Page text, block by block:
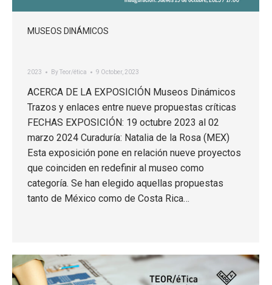
MUSEOS DINÁMICOS
2023 ByTeor/ética 9 October, 2023
ACERCA DE LA EXPOSICIÓN Museos Dinámicos
Trazos y enlaces entre nueve propuestas críticas
FECHAS EXPOSICIÓN: 19 octubre 2023 al 02
marzo 2024 Curaduría: Natalia de la Rosa (MEX)
Esta exposición pone en relación nueve proyectos
que coinciden en redefinir al museo como
categoría. Se han elegido aquellas propuestas
tanto de México como de Costa Rica…